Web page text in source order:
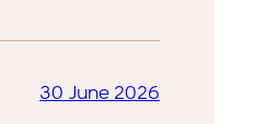
30 June 2026